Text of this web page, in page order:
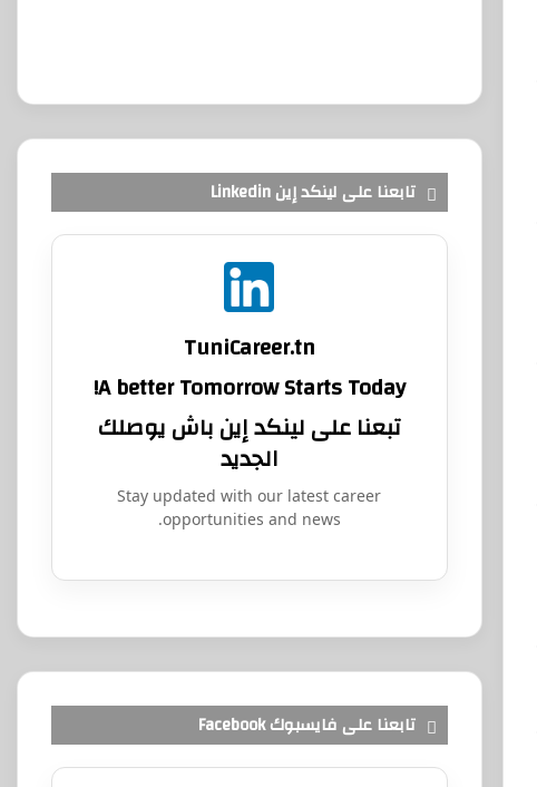
تابعنا على لينكد إين Linkedin
TuniCareer.tn
A better Tomorrow Starts Today!
تبعنا على لينكد إين باش يوصلك
الجديد
Stay updated with our latest career
opportunities and news.
تابعنا على فايسبوك Facebook